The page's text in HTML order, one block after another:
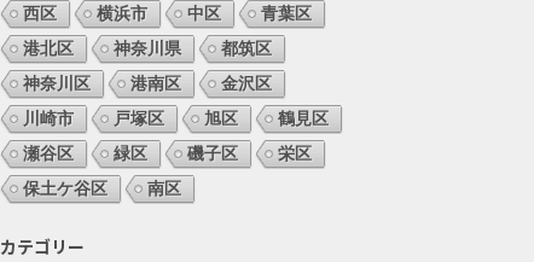
西区 横浜市 中区
青葉区
港北区
神奈川県
都筑区
神奈川区
港南区
金沢区
川崎市
戸塚区 旭区
鶴見区
瀬谷区
緑区 磯子区
栄区
保土ケ谷区
南区
カテゴリー